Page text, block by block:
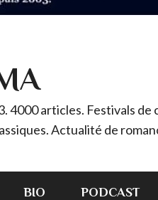
articles. Festivals
Actualité de
BIO PODCAST